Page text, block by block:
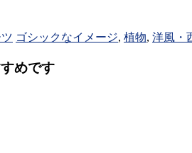
ゴシックなイメージ, 植物, 洋風・
めです